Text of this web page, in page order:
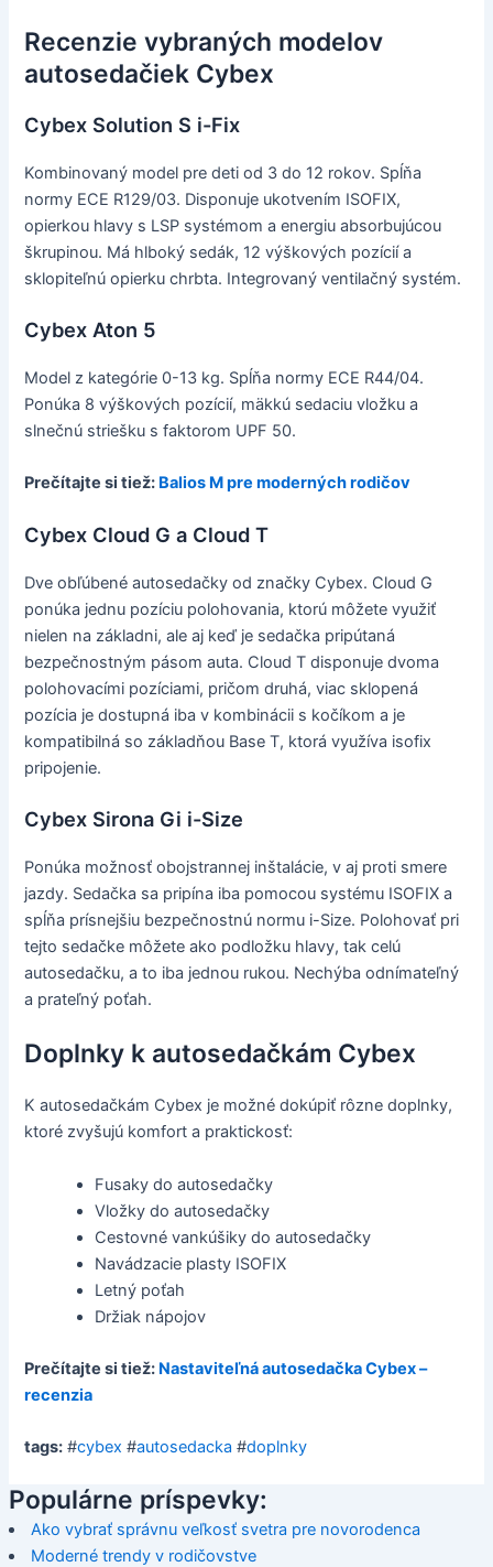
Recenzie vybraných modelov
autosedačiek Cybex
Cybex Solution S i-Fix
Kombinovaný model pre deti od 3 do 12 rokov. Spĺňa
normy ECE R129/03. Disponuje ukotvením ISOFIX,
opierkou hlavy s LSP systémom a energiu absorbujúcou
škrupinou. Má hlboký sedák, 12 výškových pozícií a
sklopiteľnú opierku chrbta. Integrovaný ventilačný systém.
Cybex Aton 5
Model z kategórie 0-13 kg. Spĺňa normy ECE R44/04.
Ponúka 8 výškových pozícií, mäkkú sedaciu vložku a
slnečnú striešku s faktorom UPF 50.
Prečítajte si tiež: Balios M pre moderných rodičov
Cybex Cloud G a Cloud T
Dve obľúbené autosedačky od značky Cybex. Cloud G
ponúka jednu pozíciu polohovania, ktorú môžete využiť
nielen na základni, ale aj keď je sedačka pripútaná
bezpečnostným pásom auta. Cloud T disponuje dvoma
polohovacími pozíciami, pričom druhá, viac sklopená
pozícia je dostupná iba v kombinácii s kočíkom a je
kompatibilná so základňou Base T, ktorá využíva isofix
pripojenie.
Cybex Sirona Gi i-Size
Ponúka možnosť obojstrannej inštalácie, v aj proti smere
jazdy. Sedačka sa pripína iba pomocou systému ISOFIX a
spĺňa prísnejšiu bezpečnostnú normu i-Size. Polohovať pri
tejto sedačke môžete ako podložku hlavy, tak celú
autosedačku, a to iba jednou rukou. Nechýba odnímateľný
a prateľný poťah.
Doplnky k autosedačkám Cybex
K autosedačkám Cybex je možné dokúpiť rôzne doplnky,
ktoré zvyšujú komfort a praktickosť:
Fusaky do autosedačky
Vložky do autosedačky
Cestovné vankúšiky do autosedačky
Navádzacie plasty ISOFIX
Letný poťah
Držiak nápojov
Prečítajte si tiež: Nastaviteľná autosedačka Cybex –
recenzia
tags: #cybex #autosedacka #doplnky
Populárne príspevky:
Ako vybrať správnu veľkosť svetra pre novorodenca
Moderné trendy v rodičovstve